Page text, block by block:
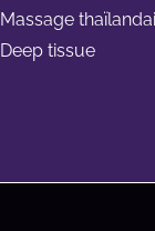
Massage
Deep tissue